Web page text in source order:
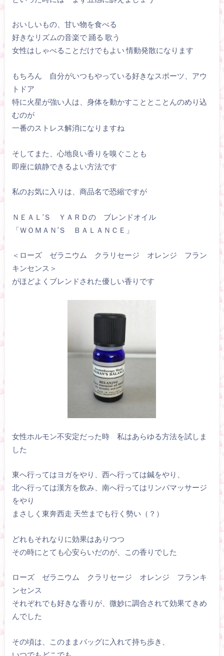
おいしいもの、甘い物を食べる
好きなリズムの音楽で 踊る 歌う
女性はしゃべることだけでもよい 情動発散になります
もちろん 自分がいつもやっている好きなスポーツ、アウ
トドア
特に火星が強い人は、身体を動かすこととことんのめり込
むのが
一番のストレス解消になりますね
そしてまた、心地良い香りを嗅ぐことも
即座に鎮静できるよい方法です
私のお気に入りは、商品名で恐縮ですが
ＮＥＡＬ’Ｓ ＹＡＲＤの ブレンドオイル
「ＷＯＭＡＮ’Ｓ ＢＡＬＡＮＣＥ」
＜ローズ ゼラニウム クラリセージ オレンジ フラン
キンセンス＞
がほどよくブレンドされた優しい香りです
女性ホルモン不安定だった時 私はあらゆる方法を試しま
した
東へ行ってはヨガをやり、西へ行っては鍼をやり、
北へ行っては漢方を飲み、南へ行ってはリンパマッサージ
をやり
まさしく東奔西走 天竺までも行く勢い（？）
どれもそれなりに効果はありつつ
その時にとても心安らいだのが、この香りでした
ローズ ゼラニウム クラリセージ オレンジ フランキ
ンセンス
それぞれでも好きな香りが、微妙に調合されて効果てきめ
んでした
その頃は、このままバッグに入れて持ち歩き、